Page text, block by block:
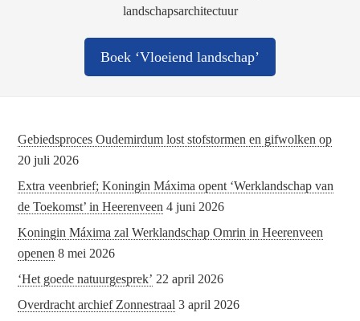
landschapsarchitectuur
Boek ‘Vloeiend landschap’
Gebiedsproces Oudemirdum lost stofstormen en gifwolken op
20 juli 2026
Extra veenbrief; Koningin Máxima opent ‘Werklandschap van
de Toekomst’ in Heerenveen 4 juni 2026
Koningin Máxima zal Werklandschap Omrin in Heerenveen
openen 8 mei 2026
‘Het goede natuurgesprek’ 22 april 2026
Overdracht archief Zonnestraal 3 april 2026